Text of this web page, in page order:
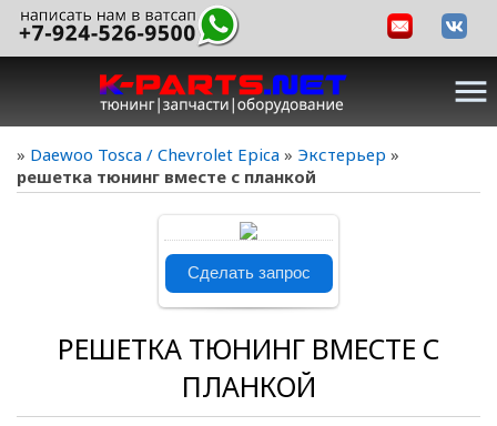
menu
» Daewoo Tosca / Chevrolet Epica » Экстерьер »
решетка тюнинг вместе с планкой
В реальном
141.2Kb
Сделать запрос
РЕШЕТКА ТЮНИНГ ВМЕСТЕ С
ПЛАНКОЙ